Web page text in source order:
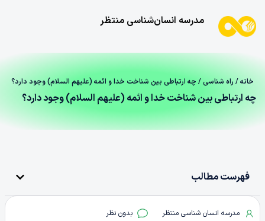
مدرسه انسان‌شناسی منتظر
خانه/ راه شناسی/ چه ارتباطی بین شناخت خدا و ائمه (علیهم السلام) وجود دارد؟
چه ارتباطی بین شناخت خدا و ائمه (علیهم السلام) وجود دارد؟
فهرست مطالب
مدرسه انسان شناسی منتظر بدون نظر